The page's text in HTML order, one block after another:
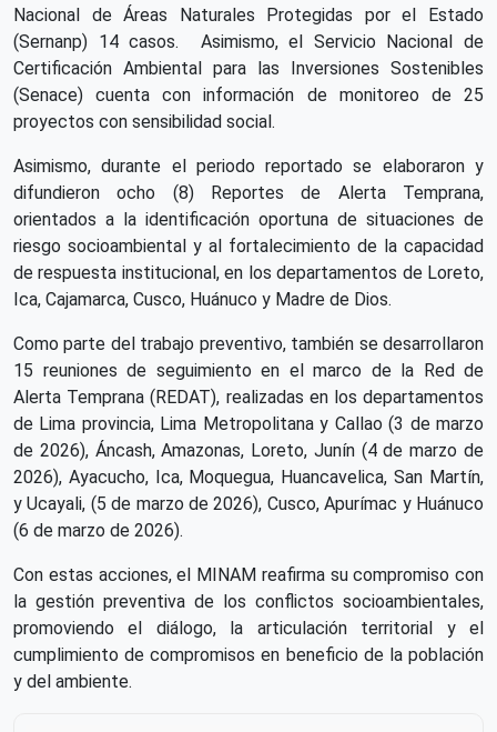
Nacional de Áreas Naturales Protegidas por el Estado
(Sernanp) 14 casos.
Asimismo, el Servicio Nacional de
Certificación Ambiental para las Inversiones Sostenibles
(Senace) cuenta con información de monitoreo de 25
proyectos con sensibilidad social.
Asimismo, durante el periodo reportado se elaboraron y
difundieron ocho (8) Reportes de Alerta Temprana,
orientados a la identificación oportuna de situaciones de
riesgo socioambiental y al fortalecimiento de la capacidad
de respuesta institucional, en los departamentos de Loreto,
Ica, Cajamarca, Cusco, Huánuco y Madre de Dios.
Como parte del trabajo preventivo, también se desarrollaron
15 reuniones de seguimiento en el marco de la Red de
Alerta Temprana (REDAT), realizadas en los departamentos
de Lima provincia, Lima Metropolitana y Callao (3 de marzo
de 2026), Áncash, Amazonas, Loreto, Junín (4 de marzo de
2026), Ayacucho, Ica, Moquegua, Huancavelica, San Martín,
y Ucayali, (5 de marzo de 2026), Cusco, Apurímac y Huánuco
(6 de marzo de 2026).
Con estas acciones, el MINAM reafirma su compromiso con
la gestión preventiva de los conflictos socioambientales,
promoviendo el diálogo, la articulación territorial y el
cumplimiento de compromisos en beneficio de la población
y del ambiente.